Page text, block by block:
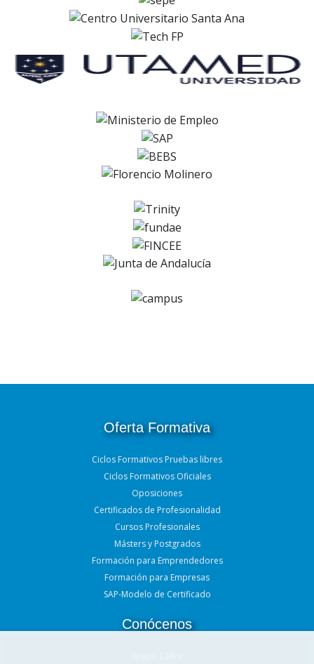
Oferta Formativa
Ciclos Formativos Pruebas libres
Ciclos Formativos Oficiales
Oposiciones
Certificados de Profesionalidad
Cursos Profesionales
Másters y Postgrados
Formación para Emprendedores
Formación para Empresas
SAP-Modelo de Certificado
Conócenos